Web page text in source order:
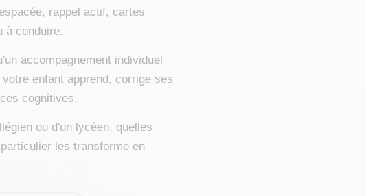
rappel actif, cartes
à conduire.
accompagnement individuel
enfant apprend, corrige ses
cognitives.
ou d'un lycéen, quelles
les transforme en